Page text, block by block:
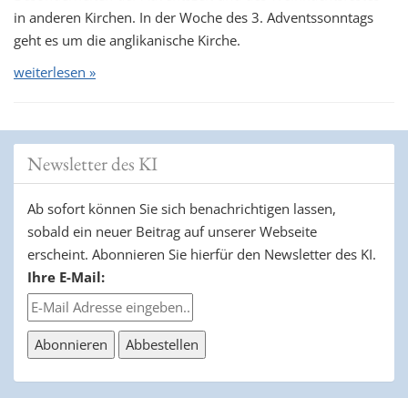
in anderen Kirchen. In der Woche des 3. Adventssonntags
geht es um die anglikanische Kirche.
weiterlesen »
Newsletter des KI
Ab sofort können Sie sich benachrichtigen lassen,
sobald ein neuer Beitrag auf unserer Webseite
erscheint. Abonnieren Sie hierfür den Newsletter des KI.
Ihre E-Mail: